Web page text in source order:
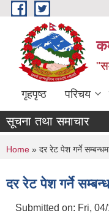
Skip to main content
गृहपृष्ठ परिचय
सूचना तथा समाचार
You are here
Home » दर रेट पेश गर्ने
दर रेट पेश गर्ने
Submitted on: Fri,